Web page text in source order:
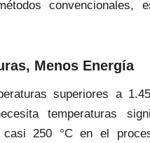
convencionales,
Menos Energía
superiores a
temperaturas
250 °C en el